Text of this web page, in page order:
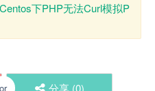
Centos下PHP无法Curl模拟P
or 分享 (0)